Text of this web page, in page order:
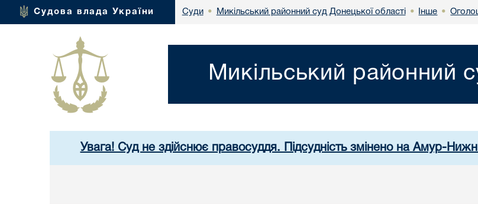
Судова влада України Суди • Микільський районний суд Донецької області • Інше •
Микільський районний
Увага! Суд не здійснює правосуддя. Підсудність змінено на Амур-